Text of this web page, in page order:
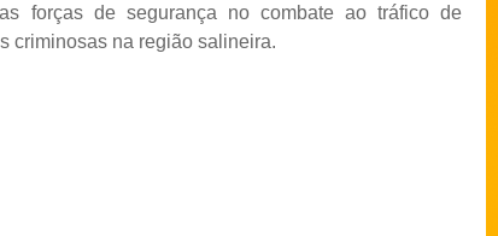
forças de segurança no combate ao tráfico de
criminosas na região salineira.